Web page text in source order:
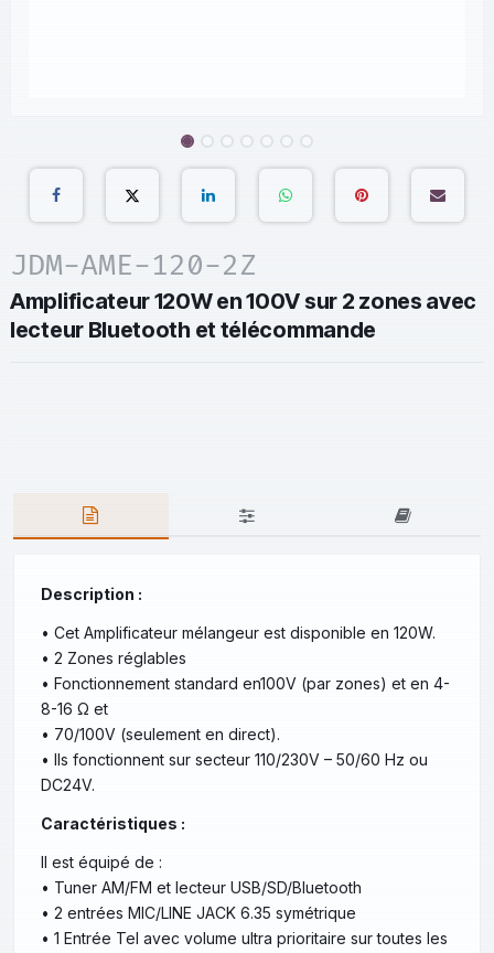
JDM-AME-120-2Z
Amplificateur 120W en 100V sur 2 zones avec
lecteur Bluetooth et télécommande
Description :
• Cet Amplificateur mélangeur est disponible en 120W.
• 2 Zones réglables
• Fonctionnement standard en100V (par zones) et en 4-
8-16 Ω et
• 70/100V (seulement en direct).
• Ils fonctionnent sur secteur 110/230V – 50/60 Hz ou
DC24V.
Caractéristiques :
Il est équipé de :
• Tuner AM/FM et lecteur USB/SD/Bluetooth
• 2 entrées MIC/LINE JACK 6.35 symétrique
• 1 Entrée Tel avec volume ultra prioritaire sur toutes les